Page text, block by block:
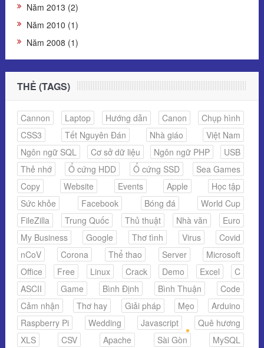
Năm 2013 (2)
Năm 2010 (1)
Năm 2008 (1)
THẺ (TAGS)
Cannon Laptop Hướng dẫn Canon
Chụp hình
CSS3
Tết Nguyên Đán Nhà giáo
Việt Nam
Ngôn ngữ SQL
Cơ sở dữ liệu Ngôn ngữ PHP
USB
Thẻ nhớ
Ổ cứng HDD Ổ cứng SSD
Sea Games
Copy
Website Events Apple
Học tập
Sức khỏe
Facebook Bóng đá
World Cup
FileZilla
Trung Quốc Thủ thuật Nhà văn
Euro
My Business
Google Thơ tình Virus
Covid
nCoV
Corona Thể thao Server
Microsoft
Office
Free Linux Crack Demo Excel
C
ASCII
Game Bình Định Bình Thuận
Code
Cảm nhận
Thơ hay Giải pháp Mẹo
Arduino
Raspberry Pi
Wedding Javascript
Quê hương
XLS
CSV Apache Sài Gòn
MySQL